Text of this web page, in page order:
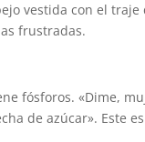
vestida con el
frustradas.
fósforos. «Dime,
de azúcar». Este